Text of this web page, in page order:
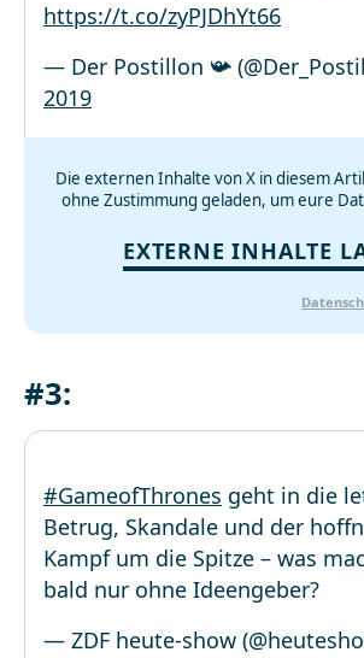
https://t.co/zyPJDhYt66
— Der Postillon 📯
2019
Die externen Inhalte von X in diesem
ohne Zustimmung geladen, um eure
EXTERNE INHALTE
#3:
#GameofThrones geht in die
Betrug, Skandale und der
Kampf um die Spitze – was
bald nur ohne Ideengeber?
— ZDF heute-show